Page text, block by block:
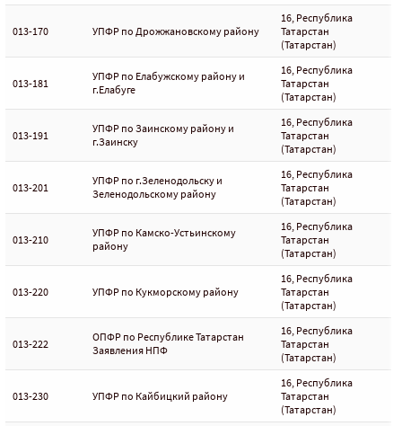
013-170 УПФР по Дрожжановскому району
16, Республика
Татарстан
(Татарстан)
013-181
УПФР по Елабужскому району и
г.Елабуге
16, Республика
Татарстан
(Татарстан)
013-191
УПФР по Заинскому району и
г.Заинску
16, Республика
Татарстан
(Татарстан)
013-201
УПФР по г.Зеленодольску и
Зеленодольскому району
16, Республика
Татарстан
(Татарстан)
013-210
УПФР по Камско-Устьинскому
району
16, Республика
Татарстан
(Татарстан)
013-220 УПФР по Кукморскому району
16, Республика
Татарстан
(Татарстан)
013-222
ОПФР по Республике Татарстан
Заявления НПФ
16, Республика
Татарстан
(Татарстан)
013-230 УПФР по Кайбицкий району
16, Республика
Татарстан
(Татарстан)